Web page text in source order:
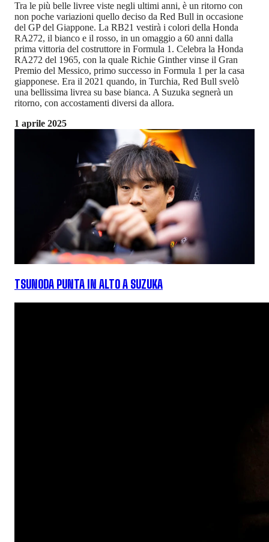
Tra le più belle livree viste negli ultimi anni, è un ritorno con
non poche variazioni quello deciso da Red Bull in occasione
del GP del Giappone. La RB21 vestirà i colori della Honda
RA272, il bianco e il rosso, in un omaggio a 60 anni dalla
prima vittoria del costruttore in Formula 1. Celebra la Honda
RA272 del 1965, con la quale Richie Ginther vinse il Gran
Premio del Messico, primo successo in Formula 1 per la casa
giapponese. Era il 2021 quando, in Turchia, Red Bull svelò
una bellissima livrea su base bianca. A Suzuka segnerà un
ritorno, con accostamenti diversi da allora.
1 aprile 2025
TSUNODA PUNTA IN ALTO A SUZUKA